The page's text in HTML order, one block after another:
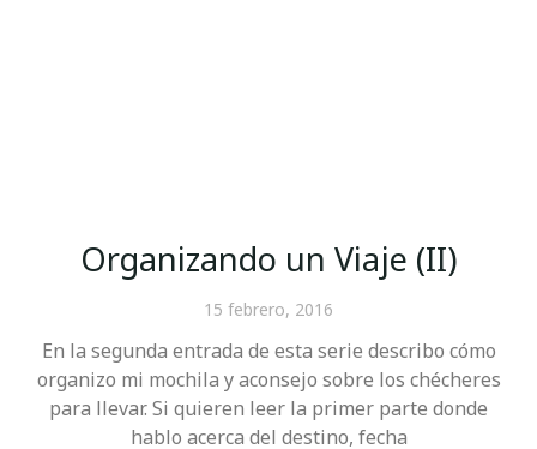
Organizando un Viaje (II)
15 febrero, 2016
En la segunda entrada de esta serie describo cómo
organizo mi mochila y aconsejo sobre los chécheres
para llevar. Si quieren leer la primer parte donde
hablo acerca del destino, fecha